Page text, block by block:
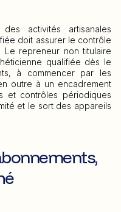
activités artisanales
doit assurer le contrôle
repreneur non titulaire
qualifiée dès le
à commencer par les
outre à un encadrement
et contrôles périodiques
et le sort des appareils